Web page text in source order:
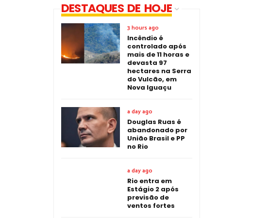
DESTAQUES DE HOJE
3 hours ago
Incêndio é
controlado após
mais de 11 horas e
devasta 97
hectares na Serra
do Vulcão, em
Nova Iguaçu
a day ago
Douglas Ruas é
abandonado por
União Brasil e PP
no Rio
a day ago
Rio entra em
Estágio 2 após
previsão de
ventos fortes